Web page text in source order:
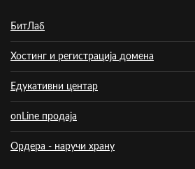
БитЛаб
Хостинг и регистрација домена
Едукативни центар
onLine продаја
Ордера - наручи храну